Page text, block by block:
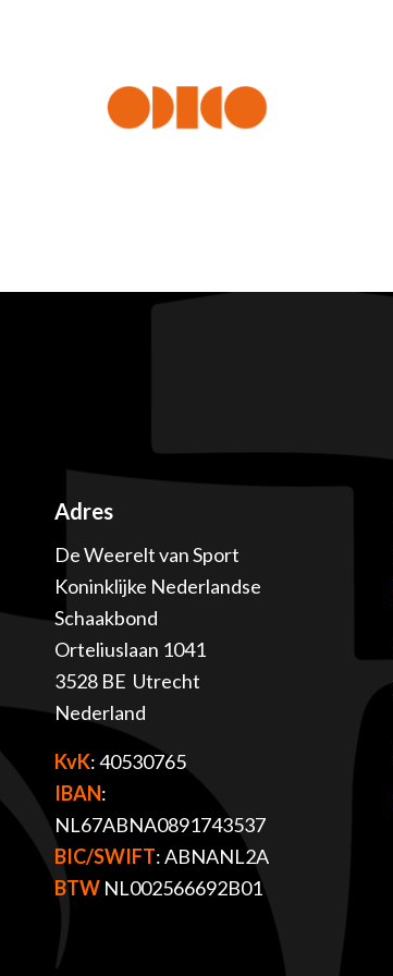
Adres
De Weerelt van Sport
Koninklijke Nederlandse
Schaakbond
Orteliuslaan 1041
3528 BE Utrecht
Nederland
KvK: 40530765
IBAN:
NL67ABNA0891743537
BIC/SWIFT: ABNANL2A
BTW NL002566692B01